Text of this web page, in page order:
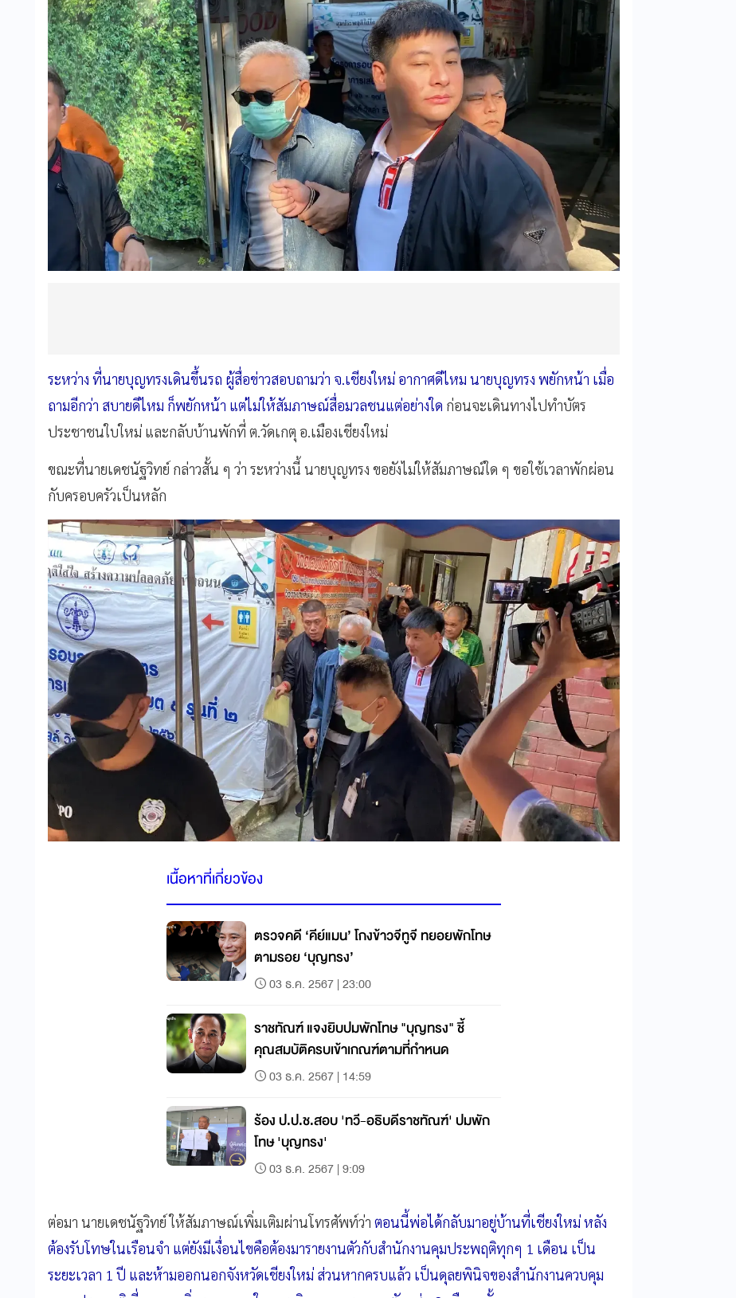
ระหว่าง ที่นายบุญทรงเดินขึ้นรถ ผู้สื่อข่าวสอบถามว่า จ.เชียงใหม่ อากาศดีไหม นายบุญทรง พยักหน้า เมื่อ
ถามอีกว่า สบายดีไหม ก็พยักหน้า แต่ไม่ให้สัมภาษณ์สื่อมวลชนแต่อย่างใด ก่อนจะเดินทางไปทำบัตร
ประชาชนใบใหม่ และกลับบ้านพักที่ ต.วัดเกตุ อ.เมืองเชียงใหม่
ขณะที่นายเดชนัฐวิทย์ กล่าวสั้น ๆ ว่า ระหว่างนี้ นายบุญทรง ขอยังไม่ให้สัมภาษณ์ใด ๆ ขอใช้เวลาพักผ่อน
กับครอบครัวเป็นหลัก
เนื้อหาที่เกี่ยวข้อง
ตรวจคดี ‘คีย์แมน’ โกงข้าวจีทูจี ทยอยพักโทษ
ตามรอย ‘บุญทรง’
03 ธ.ค. 2567 | 23:00
ราชทัณฑ์ แจงยิบปมพักโทษ "บุญทรง" ชี้
คุณสมบัติครบเข้าเกณฑ์ตามที่กำหนด
03 ธ.ค. 2567 | 14:59
ร้อง ป.ป.ช.สอบ 'ทวี-อธิบดีราชทัณฑ์' ปมพัก
โทษ 'บุญทรง'
03 ธ.ค. 2567 | 9:09
ต่อมา นายเดชนัฐวิทย์ ให้สัมภาษณ์เพิ่มเติมผ่านโทรศัพท์ว่า ตอนนี้พ่อได้กลับมาอยู่บ้านที่เชียงใหม่ หลัง
ต้องรับโทษในเรือนจำ แต่ยังมีเงื่อนไขคือต้องมารายงานตัวกับสำนักงานคุมประพฤติทุกๆ 1 เดือน เป็น
ระยะเวลา 1 ปี และห้ามออกนอกจังหวัดเชียงใหม่ ส่วนหากครบแล้ว เป็นดุลยพินิจของสำนักงานควบคุม